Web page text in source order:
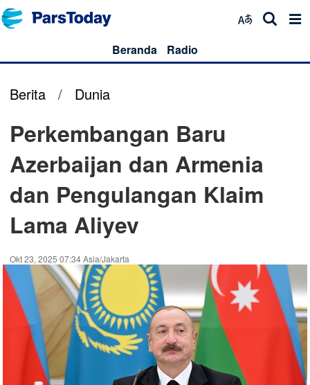
Beranda Radio
Berita / Dunia
Perkembangan Baru
Azerbaijan dan Armenia
dan Pengulangan Klaim
Lama Aliyev
Okt 23, 2025 07:34 Asia/Jakarta